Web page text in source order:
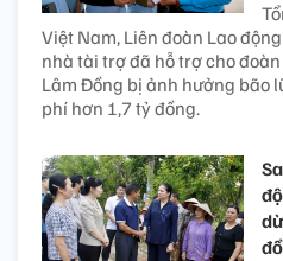
Việt Nam, Liên đoàn Lao
nhà tài trợ đã hỗ trợ cho
Lâm Đồng bị ảnh hưởng bão
phí hơn 1,7 tỷ đồng.